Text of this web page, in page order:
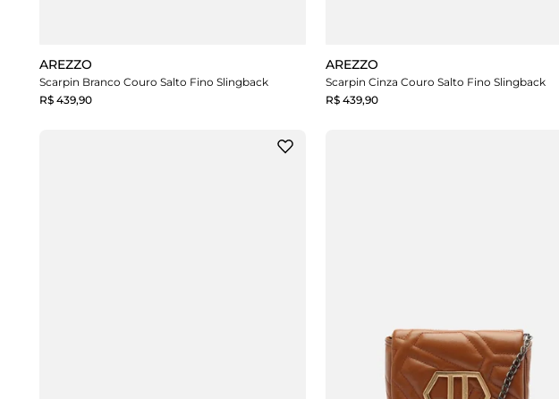
AREZZO
Scarpin Branco Couro Salto Fino Slingback
R$ 439,90
AREZZO
Scarpin Cinza Couro Salto Fino Slingback
R$ 439,90